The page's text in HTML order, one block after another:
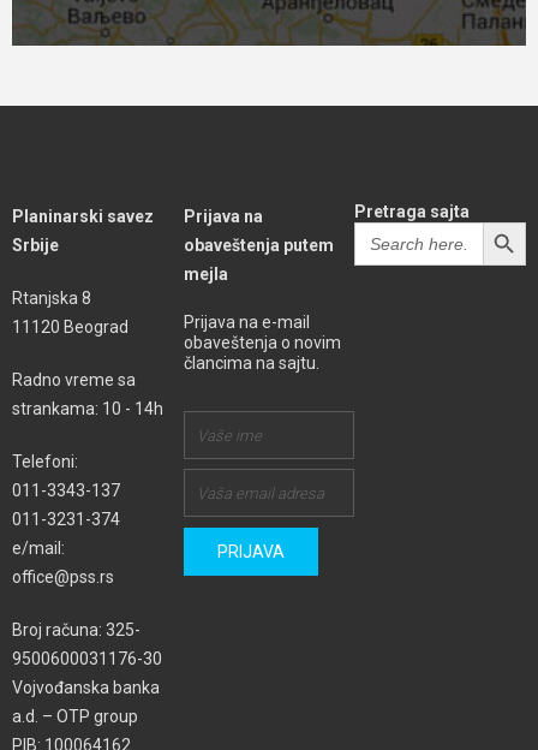
Planinarski savez
Srbije
Rtanjska 8
11120 Beograd
Radno vreme sa
strankama: 10 - 14h
Telefoni:
011-3343-137
011-3231-374
e/mail:
office@pss.rs
Broj računa: 325-
9500600031176-30
Vojvođanska banka
a.d. – OTP group
PIB: 100064162
Prijava na
obaveštenja putem
mejla
Prijava na e-mail
obaveštenja o novim
člancima na sajtu.
Pretraga sajta
Search
for:
SEARCH